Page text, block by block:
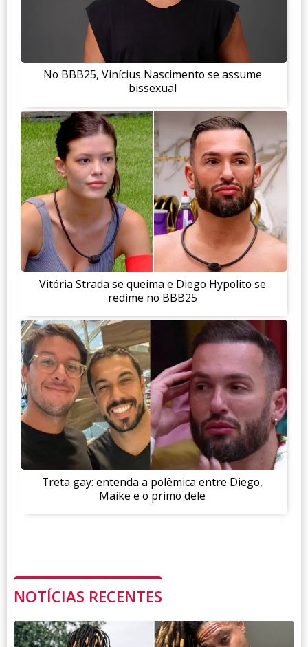
No BBB25, Vinícius Nascimento se assume
bissexual
Vitória Strada se queima e Diego Hypolito se
redime no BBB25
Treta gay: entenda a polêmica entre Diego,
Maike e o primo dele
NOTÍCIAS RECENTES